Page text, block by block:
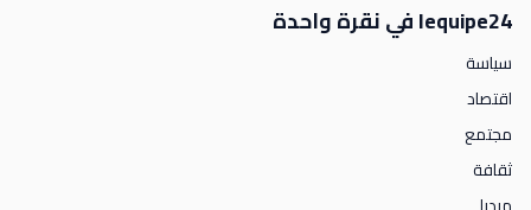
lequipe24 في نقرة واحدة
سياسة
اقتصاد
مجتمع
ثقافة